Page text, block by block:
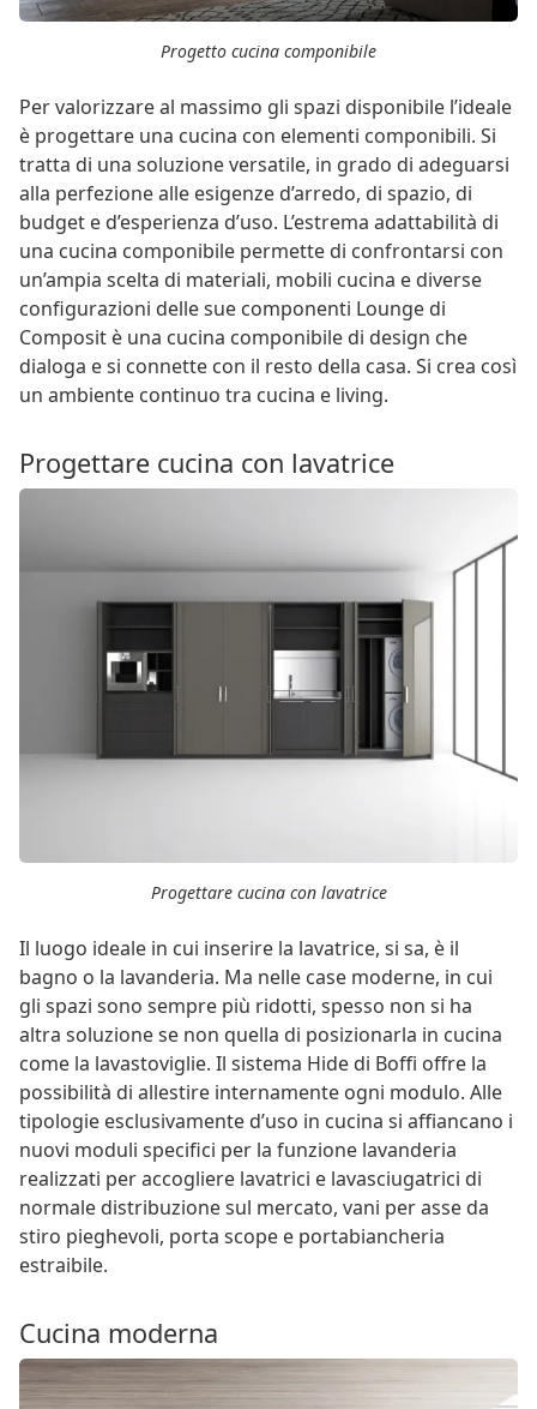
Progetto cucina componibile
Per valorizzare al massimo gli spazi disponibile l’ideale
è progettare una cucina con elementi componibili. Si
tratta di una soluzione versatile, in grado di adeguarsi
alla perfezione alle esigenze d’arredo, di spazio, di
budget e d’esperienza d’uso. L’estrema adattabilità di
una cucina componibile permette di confrontarsi con
un’ampia scelta di materiali, mobili cucina e diverse
configurazioni delle sue componenti Lounge di
Composit è una cucina componibile di design che
dialoga e si connette con il resto della casa. Si crea così
un ambiente continuo tra cucina e living.
Progettare cucina con lavatrice
Progettare cucina con lavatrice
Il luogo ideale in cui inserire la lavatrice, si sa, è il
bagno o la lavanderia. Ma nelle case moderne, in cui
gli spazi sono sempre più ridotti, spesso non si ha
altra soluzione se non quella di posizionarla in cucina
come la lavastoviglie. Il sistema Hide di Boffi offre la
possibilità di allestire internamente ogni modulo. Alle
tipologie esclusivamente d’uso in cucina si affiancano i
nuovi moduli specifici per la funzione lavanderia
realizzati per accogliere lavatrici e lavasciugatrici di
normale distribuzione sul mercato, vani per asse da
stiro pieghevoli, porta scope e portabiancheria
estraibile.
Cucina moderna